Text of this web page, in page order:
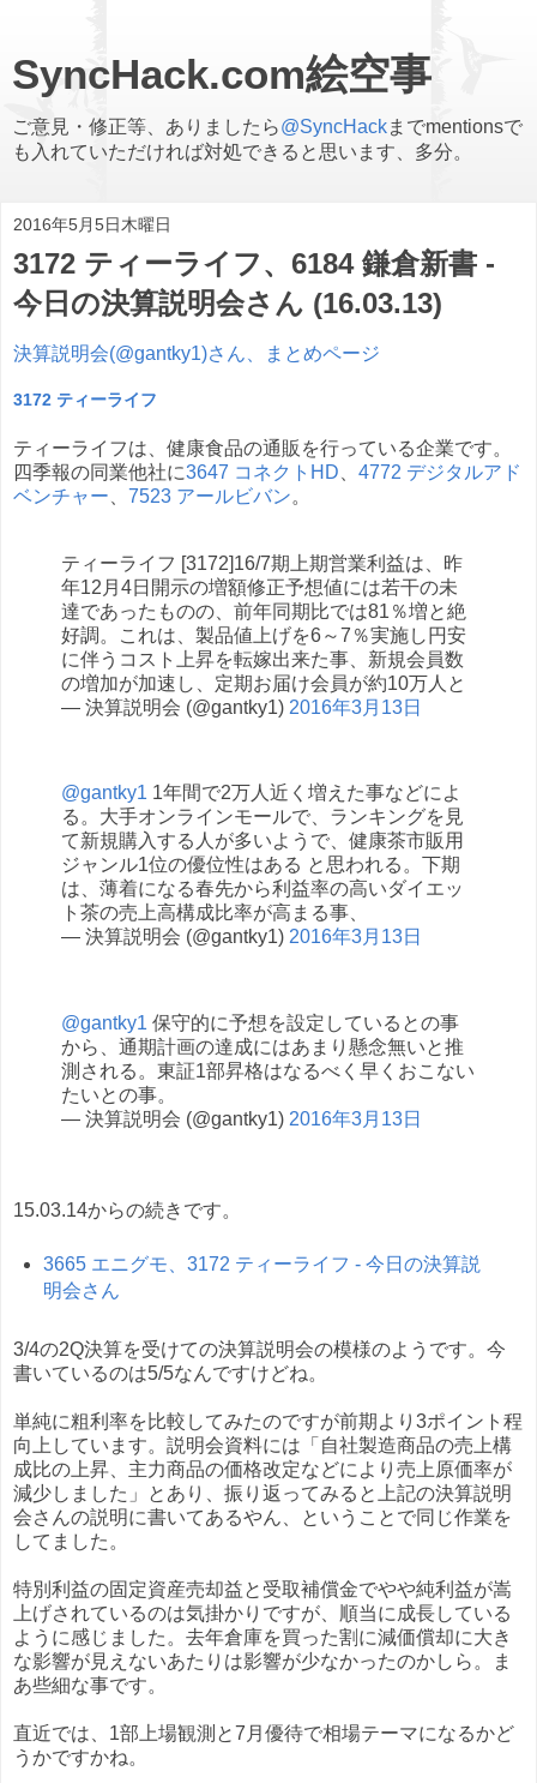
SyncHack.com絵空事
ご意見・修正等、ありましたら@SyncHackまでmentionsで
も入れていただければ対処できると思います、多分。
2016年5月5日木曜日
3172 ティーライフ、6184 鎌倉新書 -
今日の決算説明会さん (16.03.13)
決算説明会(@gantky1)さん、まとめページ
3172 ティーライフ
ティーライフは、健康食品の通販を行っている企業です。
四季報の同業他社に3647 コネクトHD
4772 デジタルアド
ベンチャー
7523 アールビバン。
ティーライフ [3172]16/7期上期営業利益は、昨
年12月4日開示の増額修正予想値には若干の未
達であったものの、前年同期比では81％増と絶
好調。これは、製品値上げを6～7％実施し円安
に伴うコスト上昇を転嫁出来た事、新規会員数
の増加が加速し、定期お届け会員が約10万人と
— 決算説明会 (@gantky1) 2016年3月13日
@gantky1 1年間で2万人近く増えた事などによ
る。大手オンラインモールで、ランキングを見
て新規購入する人が多いようで、健康茶市販用
ジャンル1位の優位性はある と思われる。下期
は、薄着になる春先から利益率の高いダイエッ
ト茶の売上高構成比率が高まる事、
— 決算説明会 (@gantky1) 2016年3月13日
@gantky1 保守的に予想を設定しているとの事
から、通期計画の達成にはあまり懸念無いと推
測される。東証1部昇格はなるべく早くおこない
たいとの事。
— 決算説明会 (@gantky1) 2016年3月13日
15.03.14からの続きです。
3665 エニグモ、3172 ティーライフ - 今日の決算説
明会さん
3/4の2Q決算を受けての決算説明会の模様のようです。今
書いているのは5/5なんですけどね。
単純に粗利率を比較してみたのですが前期より3ポイント程
向上しています。説明会資料には「自社製造商品の売上構
成比の上昇、主力商品の価格改定などにより売上原価率が
減少しました」とあり、振り返ってみると上記の決算説明
会さんの説明に書いてあるやん、ということで同じ作業を
してました。
特別利益の固定資産売却益と受取補償金でやや純利益が嵩
上げされているのは気掛かりですが、順当に成長している
ように感じました。去年倉庫を買った割に減価償却に大き
な影響が見えないあたりは影響が少なかったのかしら。ま
あ些細な事です。
直近では、1部上場観測と7月優待で相場テーマになるかど
うかですかね。